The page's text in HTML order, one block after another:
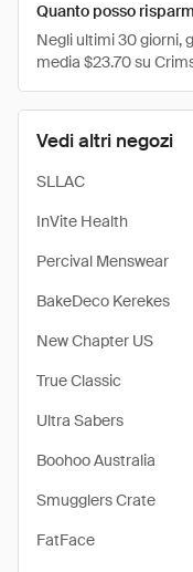
Vedi altri negozi
SLLAC
InVite Health
Percival Menswear
BakeDeco Kerekes
New Chapter US
True Classic
Ultra Sabers
Boohoo Australia
Smugglers Crate
FatFace
Quanto posso
Negli ultimi 30 giorni,
media $23.70 su